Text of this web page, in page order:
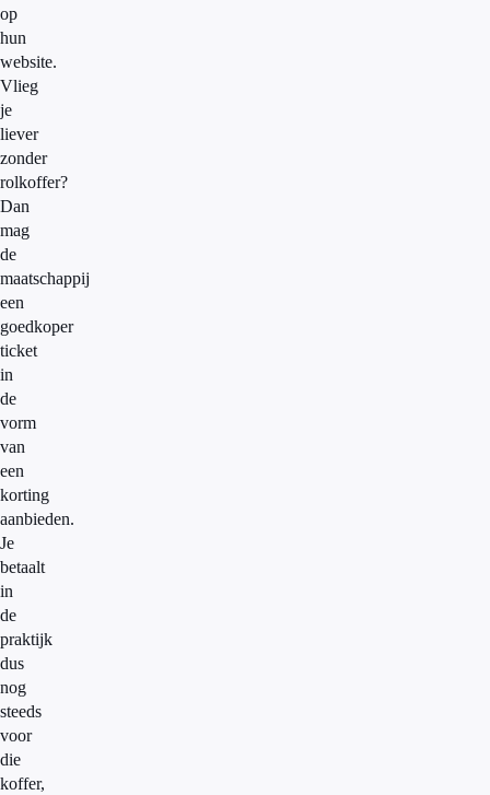
op
hun
website.
Vlieg
je
liever
zonder
rolkoffer?
Dan
mag
de
maatschappij
een
goedkoper
ticket
in
de
vorm
van
een
korting
aanbieden.
Je
betaalt
in
de
praktijk
dus
nog
steeds
voor
die
koffer,